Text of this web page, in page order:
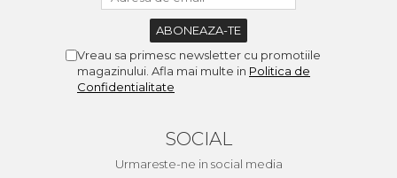
Vreau sa primesc newsletter cu promotiile
magazinului. Afla mai multe in Politica de
Confidentialitate
SOCIAL
Urmareste-ne in social media